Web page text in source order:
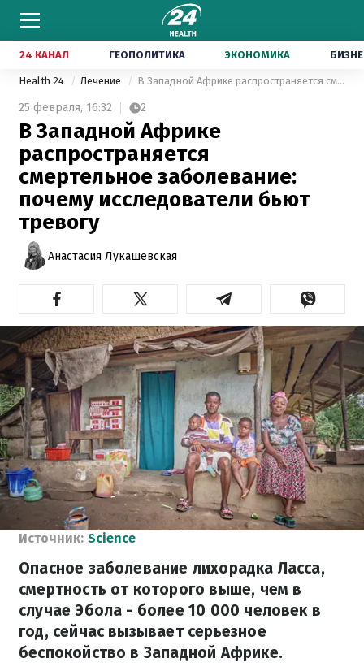
24 КАНАЛ ГЕОПОЛИТИКА ЭКОНОМИКА
Health 24 Лечение В Западной Африке распространяется смертельное заболевание: почему исследователи бьют тревогу
25 февраля, 16:32 2
В Западной Африке
распространяется
смертельное заболевание:
почему исследователи бьют
тревогу
Анастасия Лукашевская
Источник: Science
Опасное заболевание лихорадка Ласса,
смертность от которого выше, чем в
случае Эбола - более 10 000 человек в
год, сейчас вызывает серьезное
беспокойство в Западной Африке.